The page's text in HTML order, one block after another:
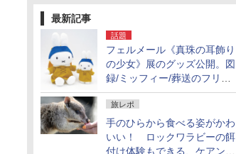
最新記事
話題
フェルメール《真珠の耳飾り
の少女》展のグッズ公開。図
録/ミッフィー/葬送のフリー
レンほか、注目ブランドコラ
ボが実現
旅レポ
手のひらから食べる姿がかわ
いい！ ロックワラビーの餌
付け体験もできる、ケアンズ